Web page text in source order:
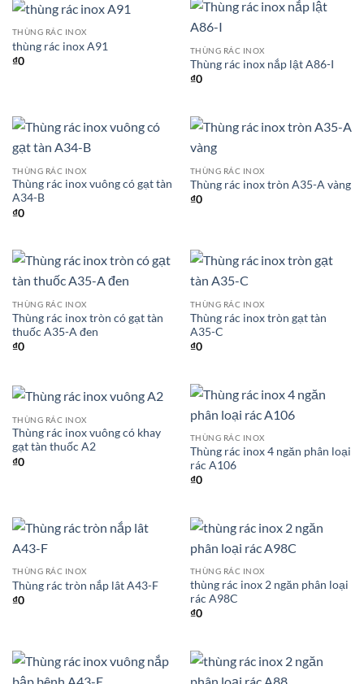
THÙNG RÁC INOX
thùng rác inox A91
₫0
THÙNG RÁC INOX
Thùng rác inox nắp lật A86-I
₫0
THÙNG RÁC INOX
Thùng rác inox vuông có gạt tàn
A34-B
₫0
THÙNG RÁC INOX
Thùng rác inox tròn A35-A vàng
₫0
THÙNG RÁC INOX
Thùng rác inox tròn có gạt tàn
thuốc A35-A đen
₫0
THÙNG RÁC INOX
Thùng rác inox tròn gạt tàn
A35-C
₫0
THÙNG RÁC INOX
Thùng rác inox vuông có khay
gạt tàn thuốc A2
₫0
THÙNG RÁC INOX
Thùng rác inox 4 ngăn phân loại
rác A106
₫0
THÙNG RÁC INOX
Thùng rác tròn nắp lât A43-F
₫0
THÙNG RÁC INOX
thùng rác inox 2 ngăn phân loại
rác A98C
₫0